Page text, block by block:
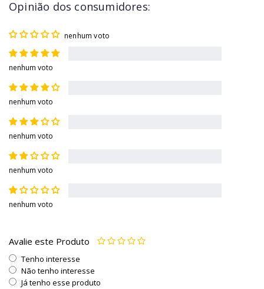
Opinião dos consumidores:
nenhum voto
nenhum voto
nenhum voto
nenhum voto
nenhum voto
nenhum voto
Avalie este Produto
Tenho interesse
Não tenho interesse
Já tenho esse produto